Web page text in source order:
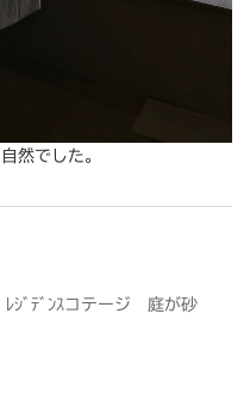
然でした。
ｼﾞﾃﾞﾝｽコテージ 庭が砂